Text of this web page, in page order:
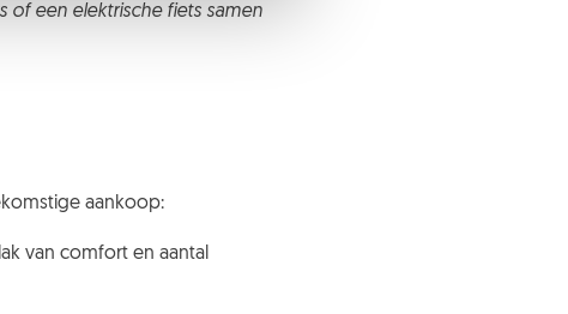
of een elektrische fiets samen
aankoop:
van comfort en aantal